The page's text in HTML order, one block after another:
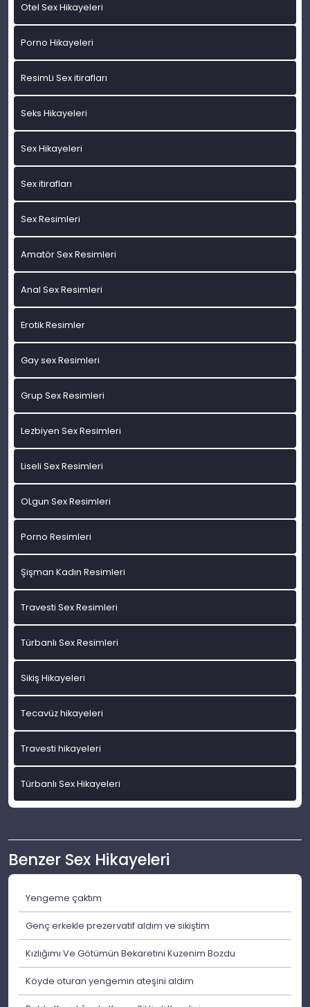
Otel Sex Hikayeleri
Porno Hikayeleri
ResimLi Sex itirafları
Seks Hikayeleri
Sex Hikayeleri
Sex itirafları
Sex Resimleri
Amatör Sex Resimleri
Anal Sex Resimleri
Erotik Resimler
Gay sex Resimleri
Grup Sex Resimleri
Lezbiyen Sex Resimleri
Liseli Sex Resimleri
OLgun Sex Resimleri
Porno Resimleri
Şişman Kadın Resimleri
Travesti Sex Resimleri
Türbanlı Sex Resimleri
Sikiş Hikayeleri
Tecavüz hikayeleri
Travesti hikayeleri
Türbanlı Sex Hikayeleri
Benzer Sex Hikayeleri
Yengeme çaktım
Genç erkekle prezervatif aldım ve sikiştim
Kızlığımı Ve Götümün Bekaretini Kuzenim Bozdu
Köyde oturan yengemin ateşini aldım